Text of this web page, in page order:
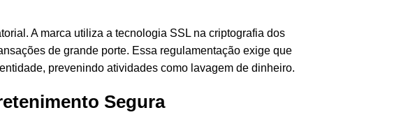
A marca utiliza a tecnologia SSL na criptografia dos
de grande porte. Essa regulamentação exige que
prevenindo atividades como lavagem de dinheiro.
Segura